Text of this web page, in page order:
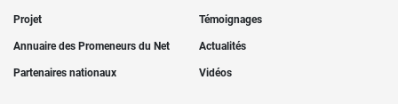
Projet Témoignages
Annuaire des Promeneurs du Net Actualités
Partenaires nationaux Vidéos